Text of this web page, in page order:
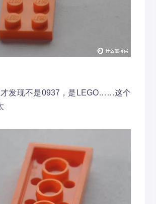
发现不是0937，是LEGO……这个